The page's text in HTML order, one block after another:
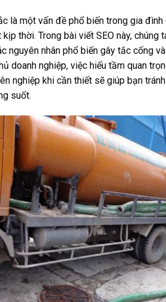
là một vấn đề phổ biến trong gia
thời. Trong bài viết SEO này,
nguyên nhân phổ biến gây tắc cống
doanh nghiệp, việc hiểu tầm quan
nghiệp khi cần thiết sẽ giúp bạn
suốt.